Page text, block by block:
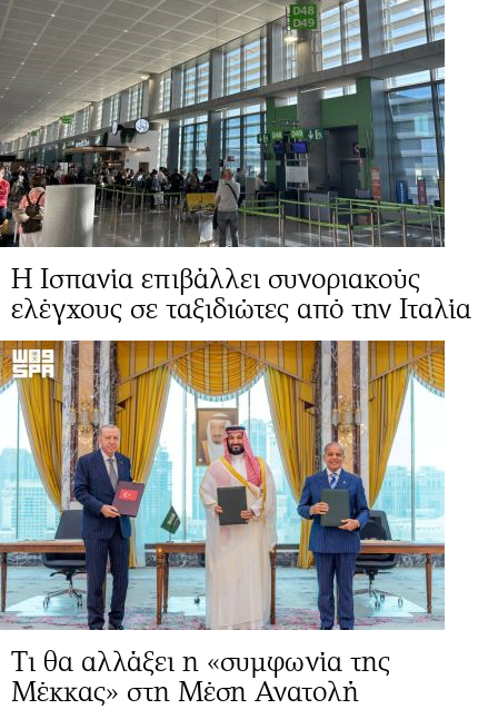
Η Ισπανία επιβάλλει συνοριακούς
ελέγχους σε ταξιδιώτες από την Ιταλία
Τι θα αλλάξει η «συμφωνία της
Μέκκας» στη Μέση Ανατολή